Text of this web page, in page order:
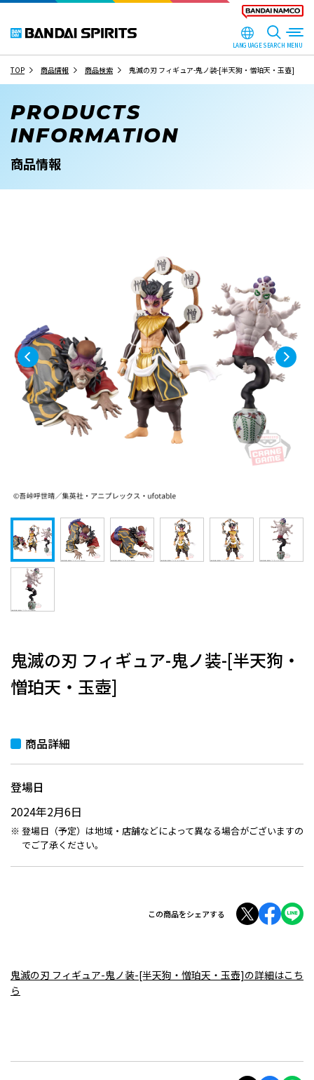
LANGUAGESEARCH
TOP 商品情報 商品検索 鬼滅の刃 フィギュア-鬼ノ装-[半天狗・憎珀天・玉壺]
PRODUCTS
INFORMATION
商品情報
鬼滅の刃 フィギュア-鬼ノ装-[半天狗・
憎珀天・玉壺]
商品詳細
登場日
2024年2月6日
登場日（予定）は地域・店舗などによって異なる場合がございますの
でご了承ください。
この商品をシェアする
鬼滅の刃 フィギュア-鬼ノ装-[半天狗・憎珀天・玉壺]の詳細はこち
ら